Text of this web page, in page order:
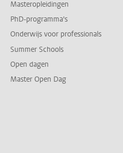
Masteropleidingen
PhD-programma's
Onderwijs voor professionals
Summer Schools
Open dagen
Master Open Dag